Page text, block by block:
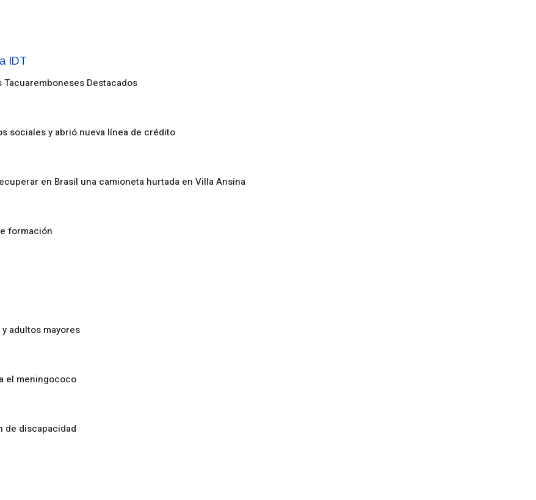
Destacados
sociales y abrió nueva línea de crédito
en Brasil una camioneta hurtada en Villa Ansina
formación
adultos mayores
el meningococo
de discapacidad